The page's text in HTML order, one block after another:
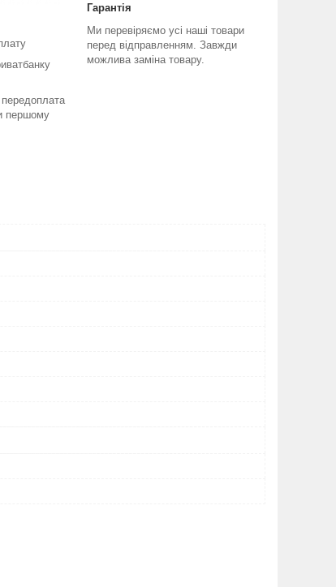
передоплата
першому
Гарантія
Ми перевіряємо усі наші товари
перед відправленням. Завжди
можлива заміна товару.